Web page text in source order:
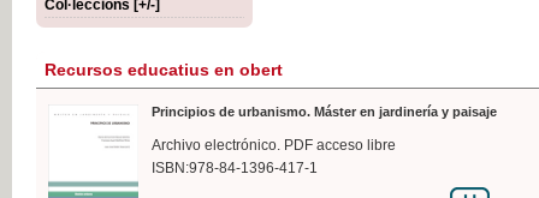
Col·leccions [+/-]
Recursos educatius en obert
Principios de urbanismo. Máster en jardinería y paisaje
Archivo electrónico. PDF acceso libre
ISBN:978-84-1396-417-1